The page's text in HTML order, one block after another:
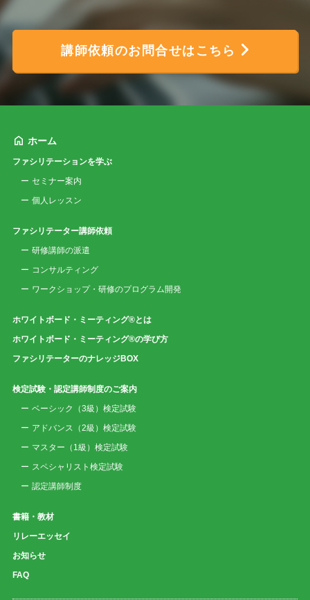
講師依頼のお問合せはこちら
ホーム
ファシリテーションを学ぶ
セミナー案内
個人レッスン
ファシリテーター講師依頼
研修講師の派遣
コンサルティング
ワークショップ・研修のプログラム開発
ホワイトボード・ミーティング®とは
ホワイトボード・ミーティング®の学び方
ファシリテーターのナレッジBOX
検定試験・認定講師制度のご案内
ベーシック（3級）検定試験
アドバンス（2級）検定試験
マスター（1級）検定試験
スペシャリスト検定試験
認定講師制度
書籍・教材
リレーエッセイ
お知らせ
FAQ